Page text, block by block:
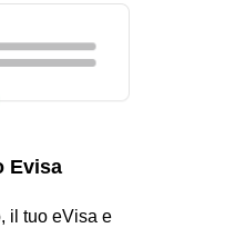
Evisa
il tuo eVisa e